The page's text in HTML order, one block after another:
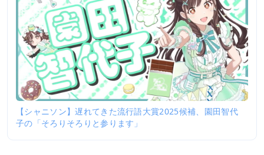
【シャニソン】遅れてきた流行語大賞2025候補、園田智代
子の「そろりそろりと参ります」